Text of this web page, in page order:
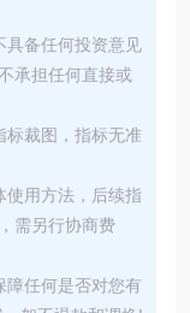
具备任何投资意见
承担任何直接或
标裁图，指标无准
用方法，后续指
需另行协商费
任何是否对您有